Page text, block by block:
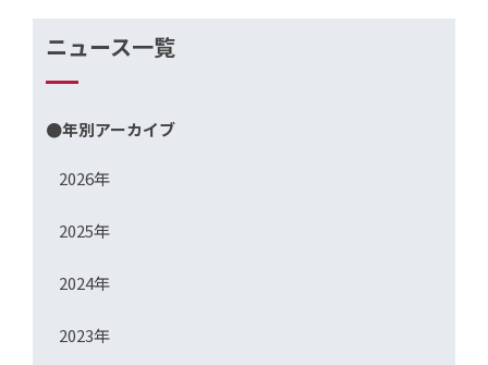
ニュース一覧
●年別アーカイブ
2026年
2025年
2024年
2023年